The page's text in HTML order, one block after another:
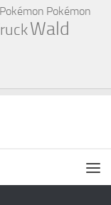
Pokémon Pokémon
Wald